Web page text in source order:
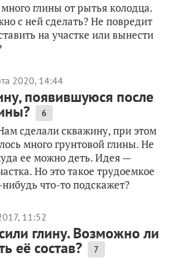
глины от рытья колодца.
с ней сделать? Не повредит
на участке или вынести
2020, 14:44
появившуюся после
6
сделали скважину, при этом
много грунтовой глины. Не
ее можно деть. Идея —
Но это такое трудоемкое
что-то подскажет?
11:52
глину. Возможно ли
её состав? 7